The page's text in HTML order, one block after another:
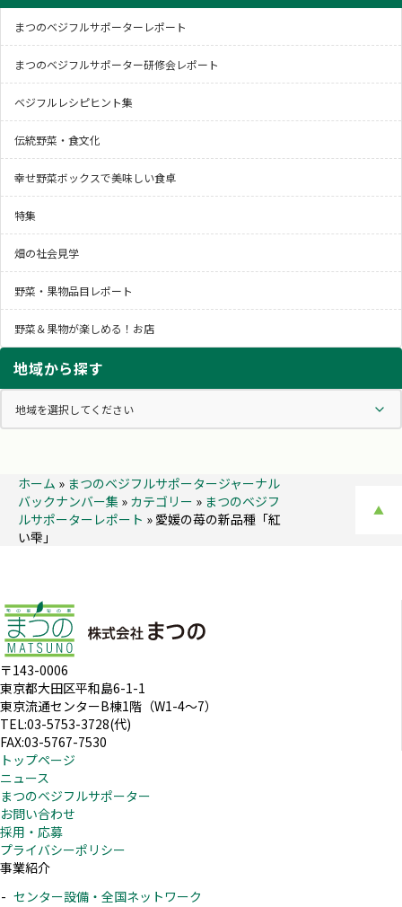
まつのベジフルサポーターレポート
まつのベジフルサポーター研修会レポート
ベジフルレシピヒント集
伝統野菜・食文化
幸せ野菜ボックスで美味しい食卓
特集
畑の社会見学
野菜・果物品目レポート
野菜＆果物が楽しめる！お店
地域から探す
ホーム » まつのベジフルサポータージャーナル
バックナンバー集 » カテゴリー » まつのベジフ
ルサポーターレポート » 愛媛の苺の新品種「紅
い雫」
▲
〒143-0006
東京都大田区平和島6-1-1
東京流通センターB棟1階（W1-4～7）
TEL:03-5753-3728(代)
FAX:03-5767-7530
トップページ
ニュース
まつのベジフルサポーター
お問い合わせ
採用・応募
プライバシーポリシー
事業紹介
センター設備・全国ネットワーク